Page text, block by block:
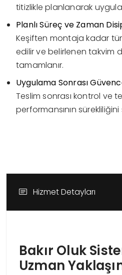
titizlikle planlanarak
Planlı Süreç ve Zaman
Keşiften montaja kadar
edilir ve belirlenen takvim
tamamlanır.
Uygulama Sonrası
Teslim sonrası kontrol ve
performansının sürekliliğini
Hizmet Detayları
Bakır Oluk
Uzman